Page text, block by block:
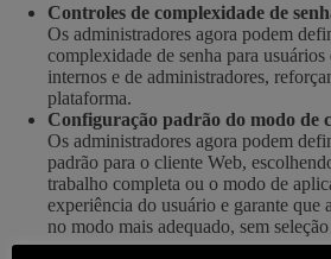
Controles de complexidade de
Os administradores agora podem
complexidade de senha para usuários
internos e de administradores,
plataforma.
Configuração padrão do modo de
Os administradores agora podem
padrão para o cliente Web,
trabalho completa ou o modo de
experiência do usuário e garante que
no modo mais adequado, sem